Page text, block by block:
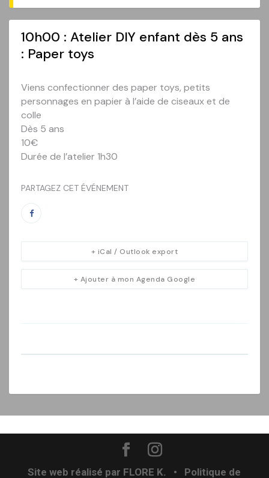
10h00 : Atelier DIY enfant dès 5 ans
: Paper toys
Viens confectionner des paper toys, petits
personnages en papier à l’aide de ciseaux et de
colle
Dès 5 ans
10€
Durée de l’atelier 1h30
PARTAGEZ CET ÉVÉNEMENT
+ Ajouter à mon Agenda Google
+ iCal / Outlook export
Site web réalisé par FLORE K. • Politique de